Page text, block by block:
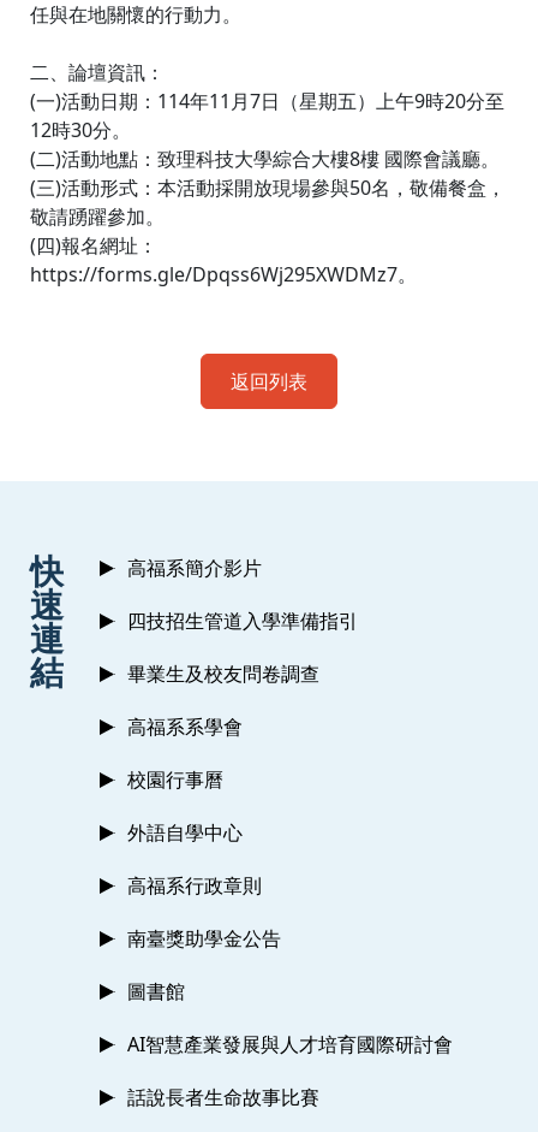
任與在地關懷的行動力。
二、論壇資訊：
(一)活動日期：114年11月7日（星期五）上午9時20分至
12時30分。
(二)活動地點：致理科技大學綜合大樓8樓 國際會議廳。
(三)活動形式：本活動採開放現場參與50名，敬備餐盒，
敬請踴躍參加。
(四)報名網址：
https://forms.gle/Dpqss6Wj295XWDMz7。
返回列表
快
速
連
結
高福系簡介影片
四技招生管道入學準備指引
畢業生及校友問卷調查
高福系系學會
校園行事曆
外語自學中心
高福系行政章則
南臺獎助學金公告
圖書館
AI智慧產業發展與人才培育國際研討會
話說長者生命故事比賽